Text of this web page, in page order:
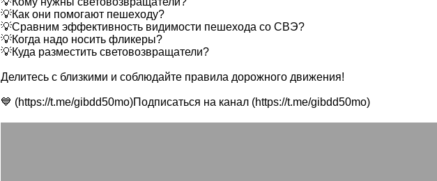
💡Как они помогают пешеходу?
💡Сравним эффективность видимости пешехода со СВЭ?
💡Когда надо носить фликеры?
💡Куда разместить световозвращатели?
Делитесь с близкими и соблюдайте правила дорожного движения!
💙 (https://t.me/gibdd50mo)Подписаться на канал (https://t.me/gibdd50mo)